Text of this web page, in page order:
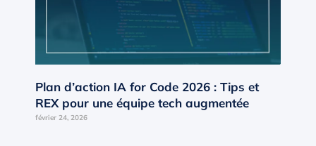
Plan d’action IA for Code 2026 : Tips et
REX pour une équipe tech augmentée
février 24, 2026